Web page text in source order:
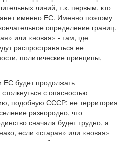
линий, т.к. первым, кто
именно ЕС. Именно поэтому
определение границ.
или «новая» - там, где
распространяться ее
политические принципы,
ЕС будет продолжать
с опасностью
подобную СССР: ее территория
разнородно, что
сначала будет трудно, а
если «старая» или «новая»